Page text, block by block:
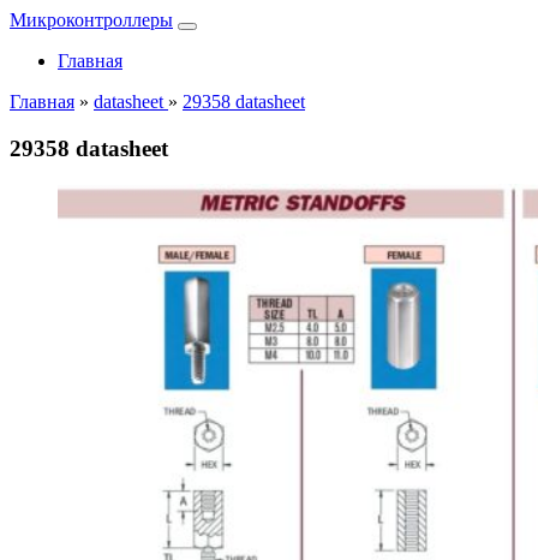
Микроконтроллеры
Главная
Главная » datasheet » 29358 datasheet
29358 datasheet